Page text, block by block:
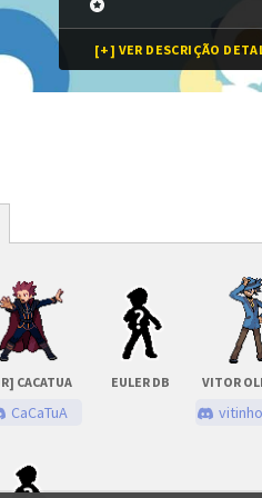
[+] VER DESCRIÇÃO
256 vagas
Inscrições encerradas
CACATUA
CaCaTuA
EULER DB VITOR